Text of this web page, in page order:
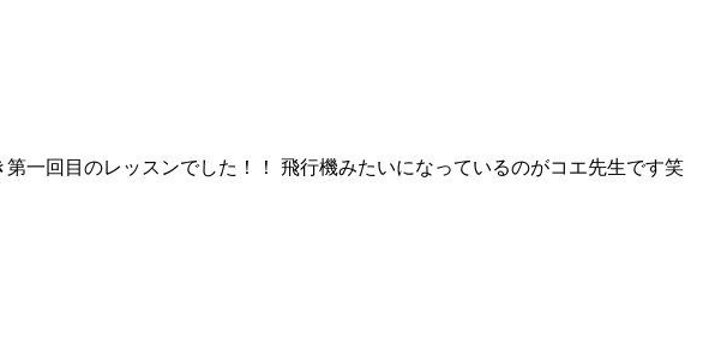
一回目のレッスンでした！！ 飛行機みたいになっているのがコエ先生です笑